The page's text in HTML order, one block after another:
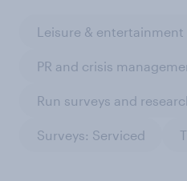
Leisure & entertainment
PR and crisis
Run surveys and
Surveys: Serviced